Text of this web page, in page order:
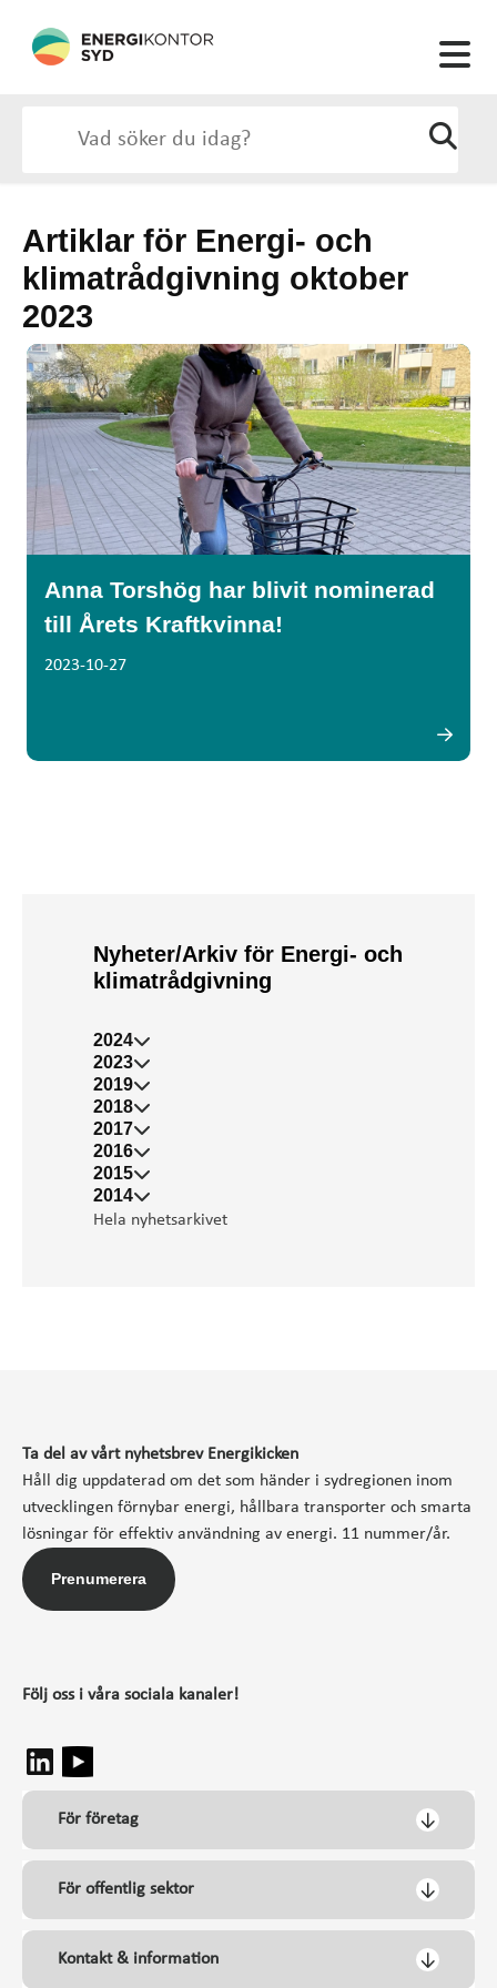
Artiklar för Energi- och
klimatrådgivning oktober
2023
Anna Torshög har blivit nominerad
till Årets Kraftkvinna!
2023-10-27
Nyheter/Arkiv för Energi- och
klimatrådgivning
2024
2023
2019
2018
2017
2016
2015
2014
Hela nyhetsarkivet
Ta del av vårt nyhetsbrev Energikicken
Håll dig uppdaterad om det som händer i sydregionen inom
utvecklingen förnybar energi, hållbara transporter och smarta
lösningar för effektiv användning av energi. 11 nummer/år.
Prenumerera
Följ oss i våra sociala kanaler!
För företag
För offentlig sektor
Kontakt & information